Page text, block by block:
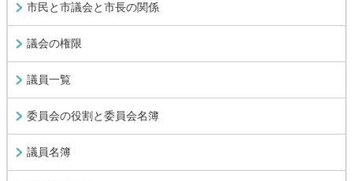
市民と市議会と市長の関係
議会の権限
議員一覧
委員会の役割と委員会名簿
議員名簿